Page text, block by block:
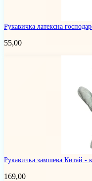
Рукавичка латексна
55,00
Рукавичка замшева Китай -
169,00